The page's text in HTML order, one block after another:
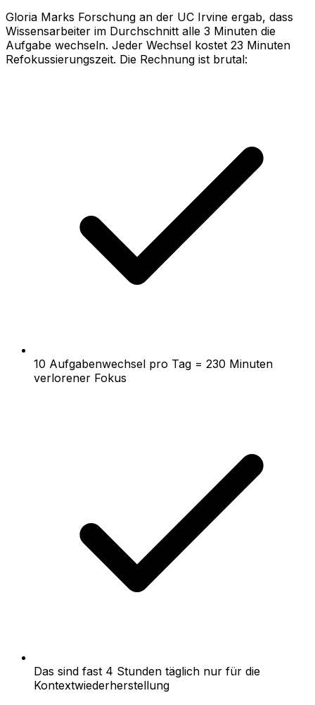
Gloria Marks Forschung an der UC Irvine ergab, dass
Wissensarbeiter im Durchschnitt alle 3 Minuten die
Aufgabe wechseln. Jeder Wechsel kostet 23 Minuten
Refokussierungszeit. Die Rechnung ist brutal:
10 Aufgabenwechsel pro Tag = 230 Minuten
verlorener Fokus
Das sind fast 4 Stunden täglich nur für die
Kontextwiederherstellung